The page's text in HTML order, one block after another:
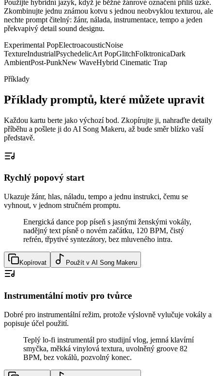
Použijte hybridní jazyk, když je běžné žánrové označení příliš úzké.
Zkombinujte jednu známou kotvu s jednou neobvyklou texturou, ale
nechte prompt čitelný: žánr, nálada, instrumentace, tempo a jeden
překvapivý detail sound designu.
Experimental PopElectroacousticNoise
TextureIndustrialPsychedelicArt PopGlitchFolktronicaDark
AmbientPost-PunkNew WaveHybrid Cinematic Trap
Příklady
Příklady promptů, které můžete upravit
Každou kartu berte jako výchozí bod. Zkopírujte ji, nahraďte detaily
příběhu a pošlete ji do AI Song Makeru, až bude směr blízko vaší
představě.
Rychlý popový start
Ukazuje žánr, hlas, náladu, tempo a jednu instrukci, čemu se
vyhnout, v jednom stručném promptu.
Energická dance pop píseň s jasnými ženskými vokály,
nadějný text písně o novém začátku, 120 BPM, čistý
refrén, třpytivé syntezátory, bez mluveného intra.
Kopírovat Použít v AI Song Makeru
Instrumentální motiv pro tvůrce
Dobré pro instrumentální režim, protože výslovně vylučuje vokály a
popisuje účel použití.
Teplý lo-fi instrumentál pro studijní vlog, jemná klavírní
smyčka, měkká vinylová textura, uvolněný groove 82
BPM, bez vokálů, pozvolný konec.